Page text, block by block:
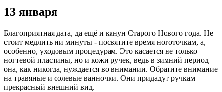
13 января
Благоприятная дата, да ещё и канун Старого Нового года. Не
стоит медлить ни минуты - посвятите время ноготочкам, а,
особенно, уходовым процедурам. Это касается не только
ногтевой пластины, но и кожи ручек, ведь в зимний период
она, как никогда, нуждается во внимании. Обратите внимание
на травяные и солевые ванночки. Они придадут ручкам
прекрасный внешний вид.